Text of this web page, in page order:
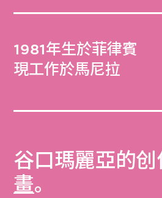
1981年生於菲律賓
現工作於馬尼拉
谷口瑪麗亞的创
畫。